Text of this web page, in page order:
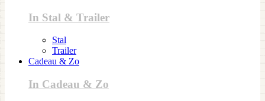
In Stal & Trailer
Stal
Trailer
Cadeau & Zo
In Cadeau & Zo